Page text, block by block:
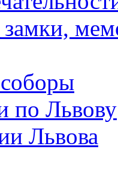
по Львову
Львова